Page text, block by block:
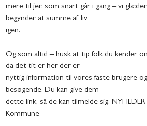
mere til jer, som snart går i gang – vi
begynder at summe af liv
igen.
Og som altid – husk at tip folk du kender
da det tit er her der er
nyttig information til vores faste brugere
besøgende. Du kan give dem
dette link, så de kan tilmelde sig:
Kommune